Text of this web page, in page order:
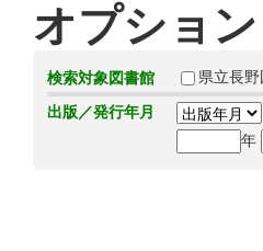
オプション
検索対象図書館 県立長野
出版／発行年月
年